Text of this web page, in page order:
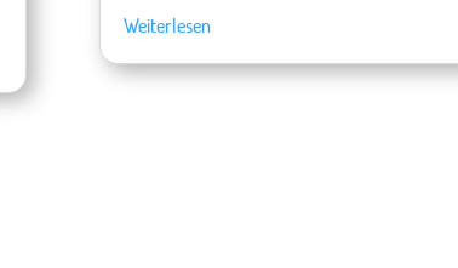
Weiterlesen